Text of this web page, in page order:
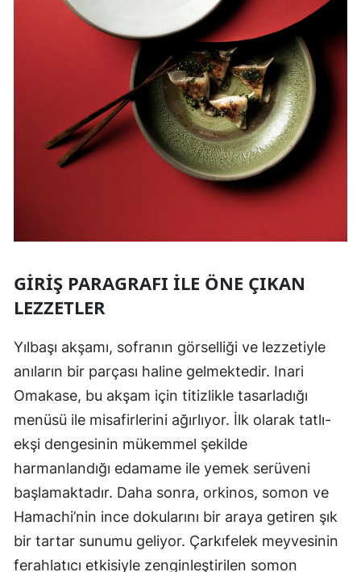
GIRIŞ PARAGRAFI ILE ÖNE ÇIKAN
LEZZETLER
Yılbaşı akşamı, sofranın görselliği ve lezzetiyle
anıların bir parçası haline gelmektedir. Inari
Omakase, bu akşam için titizlikle tasarladığı
menüsü ile misafirlerini ağırlıyor. İlk olarak tatlı-
ekşi dengesinin mükemmel şekilde
harmanlandığı edamame ile yemek serüveni
başlamaktadır. Daha sonra, orkinos, somon ve
Hamachi’nin ince dokularını bir araya getiren şık
bir tartar sunumu geliyor. Çarkıfelek meyvesinin
ferahlatıcı etkisiyle zenginleştirilen somon